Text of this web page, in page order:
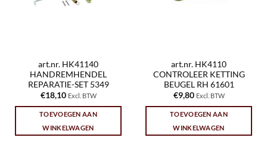
art.nr. HK41140
HANDREMHENDEL
REPARATIE-SET 5349
€18,10 Excl. BTW
TOEVOEGEN AAN
WINKELWAGEN
art.nr. HK4110
CONTROLEER KETTING
BEUGEL RH 61601
€9,80 Excl. BTW
TOEVOEGEN AAN
WINKELWAGEN